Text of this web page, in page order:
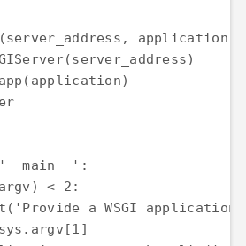
application):
< 2:
a WSGI application